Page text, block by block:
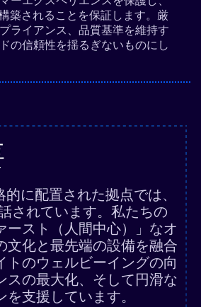
築されることを保証します。厳
ライアンス、品質基準を維持す
の信頼性を揺るぎないものにし
に配置された拠点では、
されています。私たちの
ースト（人間中心）」なオ
文化と最先端の設備を融合
トのウェルビーイングの向
スの最大化、そして円滑な
支援しています。